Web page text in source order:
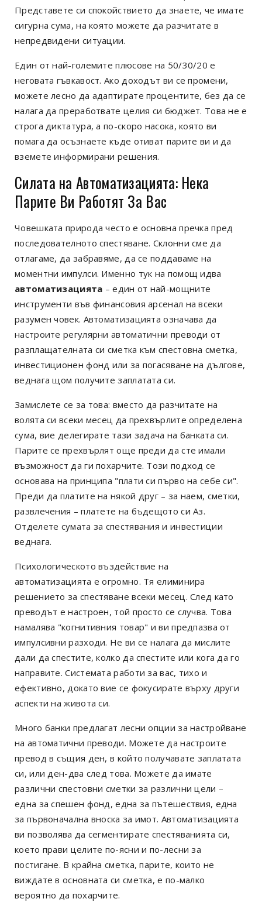
Представете си спокойствието да знаете, че имате
сигурна сума, на която можете да разчитате в
непредвидени ситуации.
Един от най-големите плюсове на 50/30/20 е
неговата гъвкавост. Ако доходът ви се промени,
можете лесно да адаптирате процентите, без да се
налага да преработвате целия си бюджет. Това не е
строга диктатура, а по-скоро насока, която ви
помага да осъзнаете къде отиват парите ви и да
вземете информирани решения.
Силата на Автоматизацията: Нека
Парите Ви Работят За Вас
Човешката природа често е основна пречка пред
последователното спестяване. Склонни сме да
отлагаме, да забравяме, да се поддаваме на
моментни импулси. Именно тук на помощ идва
автоматизацията – един от най-мощните
инструменти във финансовия арсенал на всеки
разумен човек. Автоматизацията означава да
настроите регулярни автоматични преводи от
разплащателната си сметка към спестовна сметка,
инвестиционен фонд или за погасяване на дългове,
веднага щом получите заплатата си.
Замислете се за това: вместо да разчитате на
волята си всеки месец да прехвърлите определена
сума, вие делегирате тази задача на банката си.
Парите се прехвърлят още преди да сте имали
възможност да ги похарчите. Този подход се
основава на принципа "плати си първо на себе си".
Преди да платите на някой друг – за наем, сметки,
развлечения – платете на бъдещото си Аз.
Отделете сумата за спестявания и инвестиции
веднага.
Психологическото въздействие на
автоматизацията е огромно. Тя елиминира
решението за спестяване всеки месец. След като
преводът е настроен, той просто се случва. Това
намалява "когнитивния товар" и ви предпазва от
импулсивни разходи. Не ви се налага да мислите
дали да спестите, колко да спестите или кога да го
направите. Системата работи за вас, тихо и
ефективно, докато вие се фокусирате върху други
аспекти на живота си.
Много банки предлагат лесни опции за настройване
на автоматични преводи. Можете да настроите
превод в същия ден, в който получавате заплатата
си, или ден-два след това. Можете да имате
различни спестовни сметки за различни цели –
една за спешен фонд, една за пътешествия, една
за първоначална вноска за имот. Автоматизацията
ви позволява да сегментирате спестяванията си,
което прави целите по-ясни и по-лесни за
постигане. В крайна сметка, парите, които не
виждате в основната си сметка, е по-малко
вероятно да похарчите.